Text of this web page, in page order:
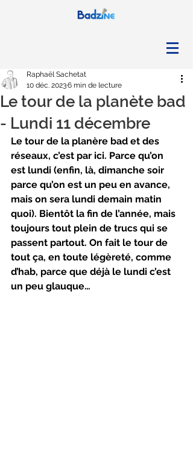
Le tour de la planète bad
- Lundi 11 décembre
Raphaël Sachetat
10 déc. 20236 min de lecture
Le tour de la planère bad et des
réseaux, c’est par ici. Parce qu’on
est lundi (enfin, là, dimanche soir
parce qu’on est un peu en avance,
mais on sera lundi demain matin
quoi). Bientôt la fin de l’année, mais
toujours tout plein de trucs qui se
passent partout. On fait le tour de
tout ça, en toute légèreté, comme
d’hab, parce que déjà le lundi c’est
un peu glauque…